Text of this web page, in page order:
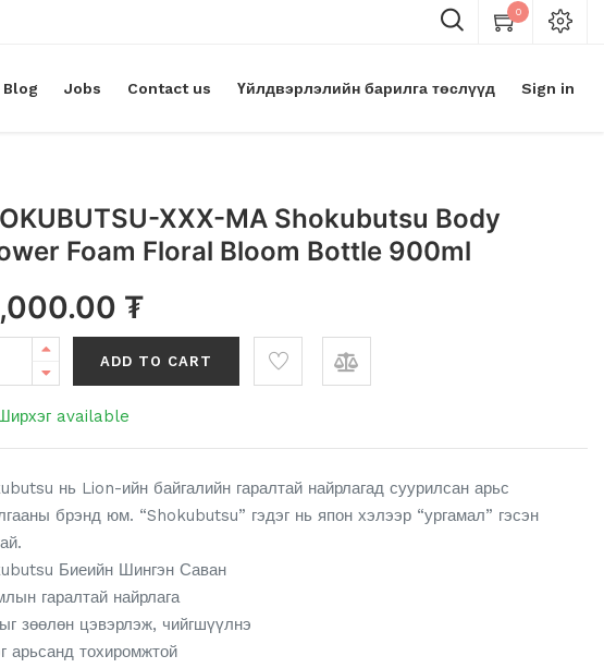
0
Blog Jobs Contact us Үйлдвэрлэлийн барилга төслүүд Sign in
XXX-MA Shokubutsu Body
Foam Floral Bloom Bottle 900ml
₮
ADD TO CART
available
нь Lion-ийн байгалийн гаралтай найрлагад суурилсан арьс
брэнд юм. “Shokubutsu” гэдэг нь япон хэлээр “ургамал” гэсэн
Биеийн Шингэн Саван
гаралтай найрлага
зөөлөн цэвэрлэж, чийгшүүлнэ
арьсанд тохиромжтой